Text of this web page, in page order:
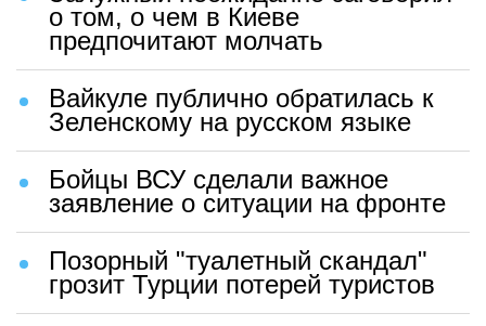
о том, о чем в Киеве
предпочитают молчать
Вайкуле публично обратилась к
Зеленскому на русском языке
Бойцы ВСУ сделали важное
заявление о ситуации на фронте
Позорный "туалетный скандал"
грозит Турции потерей туристов